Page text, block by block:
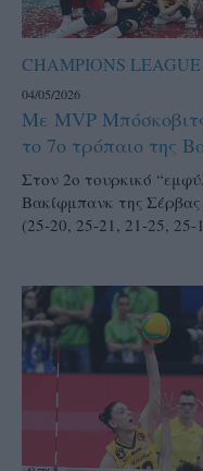
CHAMPIONS LEAGUE
04/05/2026
Με MVP
το 7ο τρόπαιο της
Στον 2ο τουρκικό
Βακίφμπανκ της
(25-20, 25-21, 21-25, 25-